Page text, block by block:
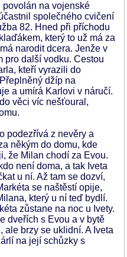
povolán na vojenské
společného cvičení
82. Hned při příchodu
který to už má za
narodit dcera. Jenže v
pro další vodku. Cestou
kteří vyrazili do
džíp na
a umírá Karlovi v náručí.
věci víc nešťoural,
podezřívá z nevěry a
někým do domu, kde
že Milan chodí za Evou.
není doma, a tak Iveta
u ní. Až tam se dozví,
se naštěstí opije,
který u ní teď bydlí.
zůstane na noc u Ivety.
dveřích s Evou a v bytě
ale brzy se uklidní. A Iveta
na její schůzky s